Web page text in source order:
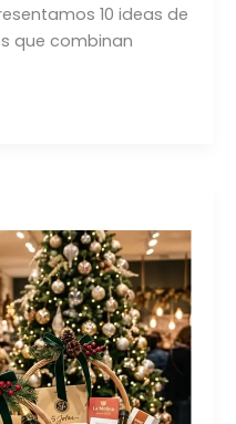
10 ideas de
que combinan